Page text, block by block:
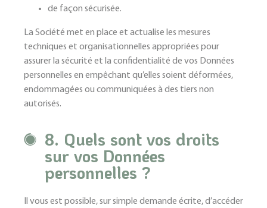
de façon sécurisée.
La Société met en place et actualise les mesures
techniques et organisationnelles appropriées pour
assurer la sécurité et la confidentialité de vos Données
personnelles en empêchant qu’elles soient déformées,
endommagées ou communiquées à des tiers non
autorisés.
8. Quels sont vos droits
sur vos Données
personnelles ?
Il vous est possible, sur simple demande écrite, d’accéder